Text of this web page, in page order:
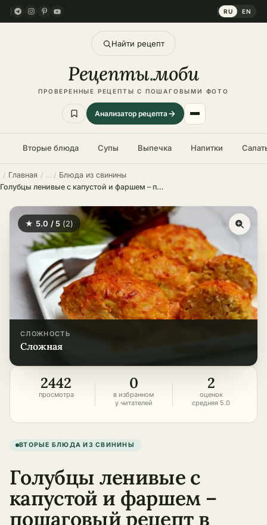
RU EN
Найти рецепт
Рецепты.моби
ПРОВЕРЕННЫЕ РЕЦЕПТЫ С ПОШАГОВЫМИ ФОТО
Анализатор рецепта
Вторые блюда Супы Выпечка Напитки
Главная
Блюда из свинины
Голубцы ленивые с капустой и фаршем – пошаговый рецепт в домашних условиях
★ 5.0 / 5 (2)
СЛОЖНОСТЬ
сложная
2442
просмотра
0
в избранном
у читателей
2
оценок
средняя 5.0
ВТОРЫЕ БЛЮДА ИЗ СВИНИНЫ
Голубцы ленивые с
капустой и фаршем –
пошаговый рецепт в